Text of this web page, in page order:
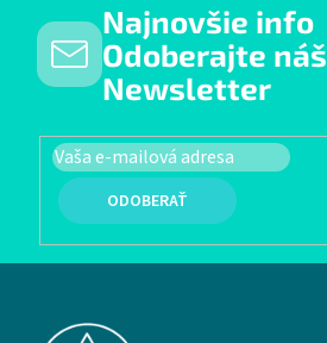
Najnovšie info
Odoberajte náš
Newsletter
PRIHLÁSIŤ SA